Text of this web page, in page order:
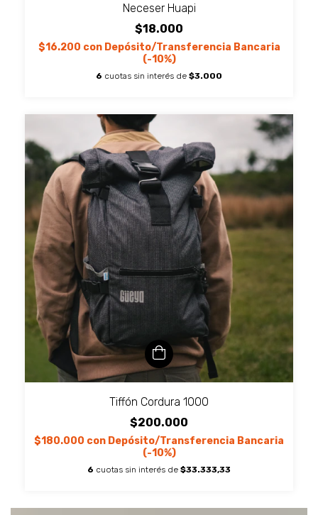
Neceser Huapi
$18.000
$16.200 con Depósito/Transferencia Bancaria
(-10%)
6 cuotas sin interés de $3.000
Tiffón Cordura 1000
$200.000
$180.000 con Depósito/Transferencia Bancaria
(-10%)
6 cuotas sin interés de $33.333,33